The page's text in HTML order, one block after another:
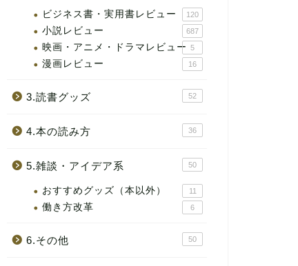
ビジネス書・実用書レビュー 120
小説レビュー 687
映画・アニメ・ドラマレビュー 5
漫画レビュー 16
3.読書グッズ 52
4.本の読み方 36
5.雑談・アイデア系 50
おすすめグッズ（本以外） 11
働き方改革 6
6.その他 50